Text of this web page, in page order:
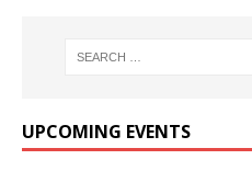
UPCOMING EVENTS